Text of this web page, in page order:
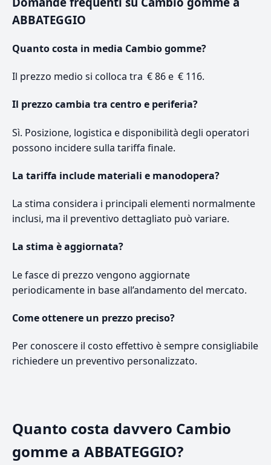
ABBATEGGIO
Quanto costa in media Cambio gomme?
Il prezzo medio si colloca tra € 86 e € 116.
Il prezzo cambia tra centro e periferia?
Sì. Posizione, logistica e disponibilità degli operatori
possono incidere sulla tariffa finale.
La tariffa include materiali e manodopera?
La stima considera i principali elementi normalmente
inclusi, ma il preventivo dettagliato può variare.
La stima è aggiornata?
Le fasce di prezzo vengono aggiornate
periodicamente in base all’andamento del mercato.
Come ottenere un prezzo preciso?
Per conoscere il costo effettivo è sempre consigliabile
richiedere un preventivo personalizzato.
Quanto costa davvero Cambio
gomme a ABBATEGGIO?